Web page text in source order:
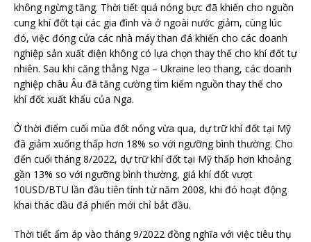
không ngừng tăng. Thời tiết quá nóng bực đã khiến cho nguồn
cung khí đốt tại các gia đình và ở ngoài nước giảm, cùng lúc
đó, việc đóng cửa các nhà máy than đá khiến cho các doanh
nghiệp sản xuất điện không có lựa chọn thay thế cho khí đốt tự
nhiên. Sau khi căng thẳng Nga – Ukraine leo thang, các doanh
nghiệp châu Âu đã tăng cường tìm kiếm nguồn thay thế cho
khí đốt xuất khẩu của Nga.
Ở thời điểm cuối mùa đốt nóng vừa qua, dự trữ khí đốt tại Mỹ
đã giảm xuống thấp hơn 18% so với ngưỡng bình thường. Cho
đến cuối tháng 8/2022, dự trữ khí đốt tại Mỹ thấp hơn khoảng
gần 13% so với ngưỡng bình thường, giá khí đốt vượt
10USD/BTU lần đầu tiên tính từ năm 2008, khi đó hoạt động
khai thác dầu đá phiến mới chỉ bắt đầu.
Thời tiết ấm áp vào tháng 9/2022 đồng nghĩa với việc tiêu thụ